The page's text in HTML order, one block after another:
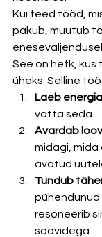
Kui teed tööd,
pakub, muutub
See on hetk, kus
üheks. Selline töö:
Laeb
võtta seda.
Avardab
midagi, mida
avatud
Tundub
pühendunud
resoneerib
soovidega.